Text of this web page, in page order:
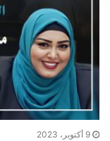
9 أكتوبر، 2023